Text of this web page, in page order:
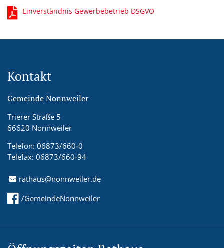
Einverständnis Gewerbebetrieb DSGVO
Kontakt
Gemeinde Nonnweiler
Trierer Straße 5
66620 Nonnweiler
Telefon: 06873/660-0
Telefax: 06873/660-94
rathaus@nonnweiler.de
/GemeindeNonnweiler